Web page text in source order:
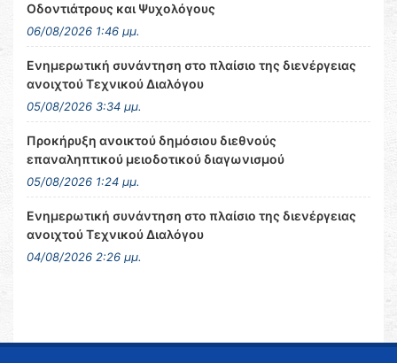
Οδοντιάτρους και Ψυχολόγους
06/08/2026 1:46 μμ.
Ενημερωτική συνάντηση στο πλαίσιο της διενέργειας
ανοιχτού Τεχνικού Διαλόγου
05/08/2026 3:34 μμ.
Προκήρυξη ανοικτού δημόσιου διεθνούς
επαναληπτικού μειοδοτικού διαγωνισμού
05/08/2026 1:24 μμ.
Ενημερωτική συνάντηση στο πλαίσιο της διενέργειας
ανοιχτού Τεχνικού Διαλόγου
04/08/2026 2:26 μμ.